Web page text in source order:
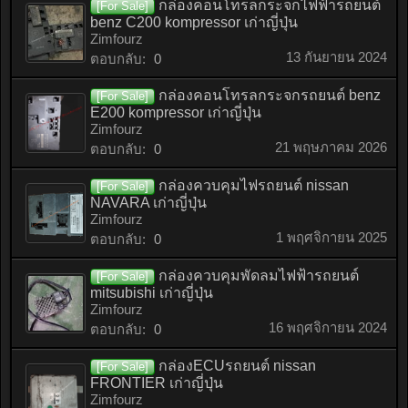
[For Sale]
กล่องคอนโทรลกระจกไฟฟ้ารถยนต์
benz C200 kompressor เก่าญี่ปุ่น
Zimfourz
ตอบกลับ: 0 13 กันยายน 2024
[For Sale]
กล่องคอนโทรลกระจกรถยนต์ benz
E200 kompressor เก่าญี่ปุ่น
Zimfourz
ตอบกลับ: 0 21 พฤษภาคม 2026
[For Sale]
กล่องควบคุมไฟรถยนต์ nissan
NAVARA เก่าญี่ปุ่น
Zimfourz
ตอบกลับ: 0 1 พฤศจิกายน 2025
[For Sale]
กล่องควบคุมพัดลมไฟฟ้ารถยนต์
mitsubishi เก่าญี่ปุ่น
Zimfourz
ตอบกลับ: 0 16 พฤศจิกายน 2024
[For Sale]
กล่องECUรถยนต์ nissan
FRONTIER เก่าญี่ปุ่น
Zimfourz